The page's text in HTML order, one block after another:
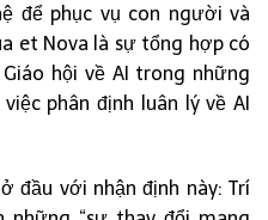
để phục vụ con người và
et Nova là sự tổng hợp có
hội về AI trong những
phân định luân lý về AI
đầu với nhận định này: Trí